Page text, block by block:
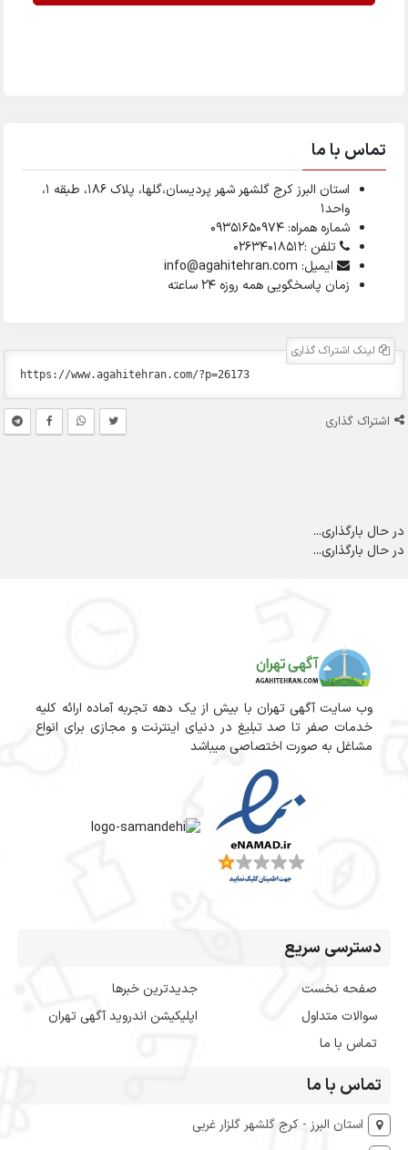
تماس با ما
استان البرز کرج گلشهر شهر پردیسان،گلها، پلاک ۱۸۶، طبقه ۱،
واحد1
شماره همراه: 09351650974
تلفن :02634018512
ایمیل: info@agahitehran.com
زمان پاسخگویی همه روزه 24 ساعته
لینک اشتراک گذاری
اشتراک گذاری
در حال بارگذاری...
در حال بارگذاری...
وب سایت آگهی تهران با بیش از یک دهه تجربه آماده ارائه کلیه
خدمات صفر تا صد تبلیغ در دنیای اینترنت و مجازی برای انواع
مشاغل به صورت اختصاصی میباشد
دسترسی سریع
صفحه نخست
سوالات متداول
تماس با ما
جدیدترین خبرها
اپلیکیشن اندروید آگهی تهران
تماس با ما
استان البرز - کرج گلشهر گلزار غربی